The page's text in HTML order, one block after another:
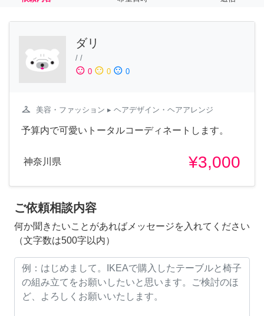
ダリ
/ /
sentiment_satisfied 0 sentiment_neutral 0 sentiment_dissatisfied 0
checkroom 美容・ファッション ▸ ヘアデザイン・ヘアアレンジ
予算内で可愛いトータルコーディネートします。
神奈川県 ¥3,000
ご依頼相談内容
何か聞きたいことがあればメッセージを入れてください
（文字数は500字以内）